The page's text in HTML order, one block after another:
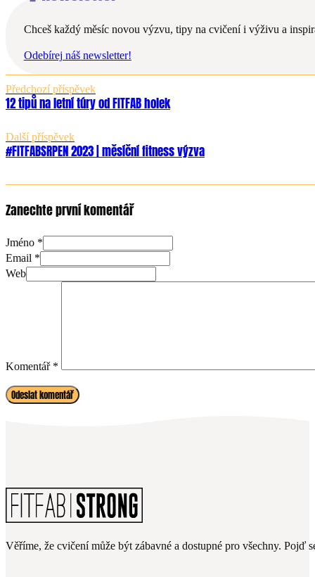
Chceš každý měsíc novou výzvu, tipy na cvičení i výživu a
Odebírej náš newsletter!
Předchozí příspěvek
12 tipů na letní túry od FITFAB holek
Další příspěvek
#FITFABSRPEN 2023 | měsíční fitness výzva
Zanechte první komentář
Jméno *
Email *
Web
Komentář *
Věříme, že cvičení může být zábavné a dostupné pro všechny. Pojď